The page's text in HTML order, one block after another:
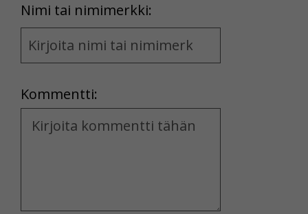
Nimi tai nimimerkki:
Name
and
Kommentti:
Kommentti